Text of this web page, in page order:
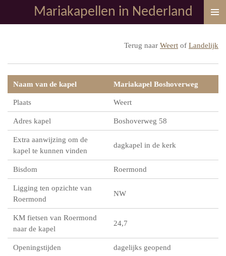
direct
Mariakapellen in Nederland
Terug naar Weert of Landelijk
Naam van de kapel Mariakapel Boshoverweg
Plaats Weert
Adres kapel Boshoverweg 58
Extra aanwijzing om de
kapel te kunnen vinden
dagkapel in de kerk
Bisdom Roermond
Ligging ten opzichte van
Roermond
NW
KM fietsen van Roermond
naar de kapel
24,7
Openingstijden dagelijks geopend